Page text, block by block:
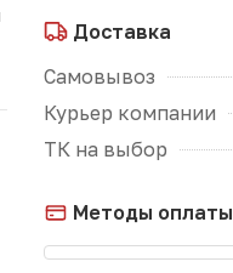
Доставка
Самовывоз
Курьер компании
ТК на выбор
Методы оплаты